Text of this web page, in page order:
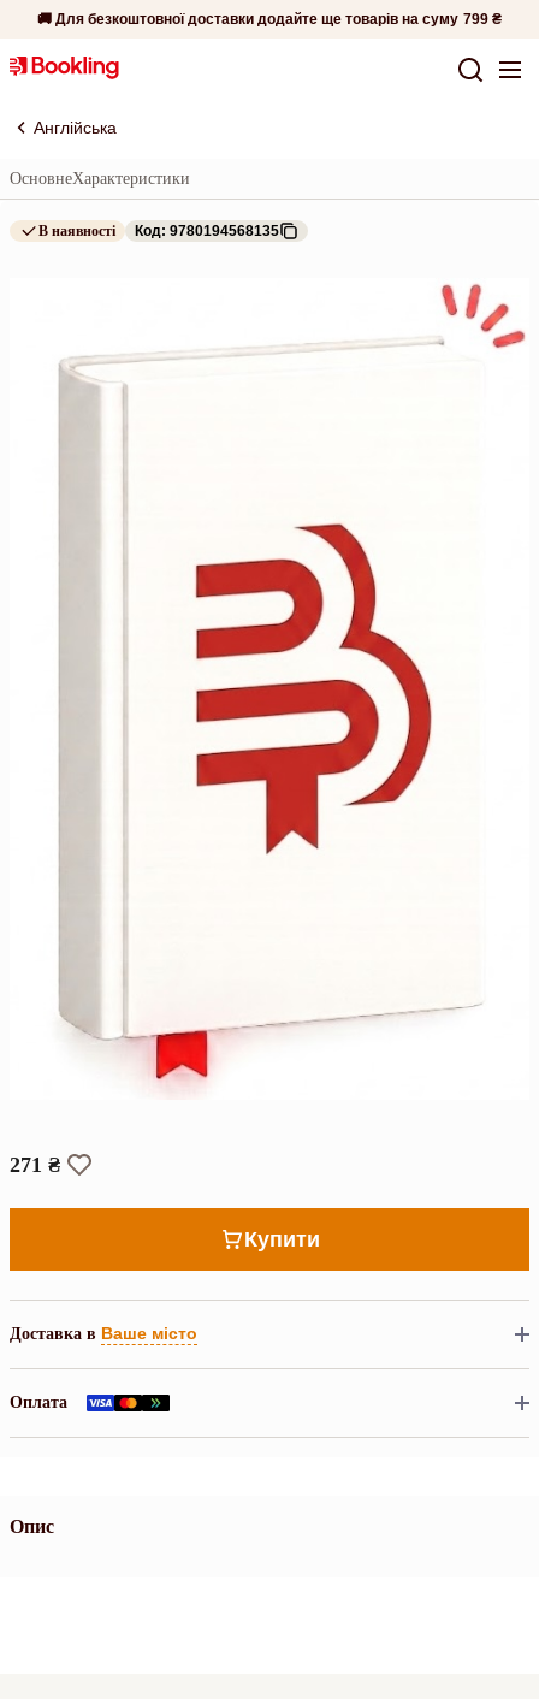
🚚 Для безкоштовної доставки додайте ще товарів на суму 799 ₴
Англійська
ОсновнеХарактеристики
В наявності Код: 9780194568135
271 ₴
Купити
Доставка в Ваше місто
Оплата
Опис